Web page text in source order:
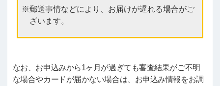
郵送事情などにより、お届けが遅れる場合がご
ざいます。
なお、お申込みから1ヶ月が過ぎても審査結果がご不明
な場合やカードが届かない場合は、お申込み情報をお調